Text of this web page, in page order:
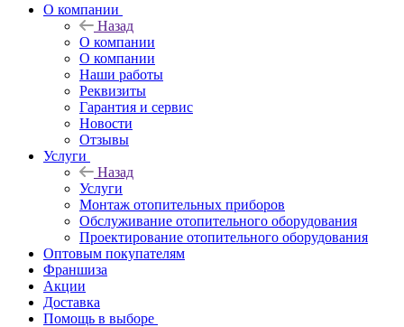
O компании
Назад
O компании
О компании
Наши работы
Реквизиты
Гарантия и сервис
Новости
Отзывы
Услуги
Назад
Услуги
Монтаж отопительных приборов
Обслуживание отопительного оборудования
Проектирование отопительного оборудования
Оптовым покупателям
Франшиза
Акции
Доставка
Помощь в выборе